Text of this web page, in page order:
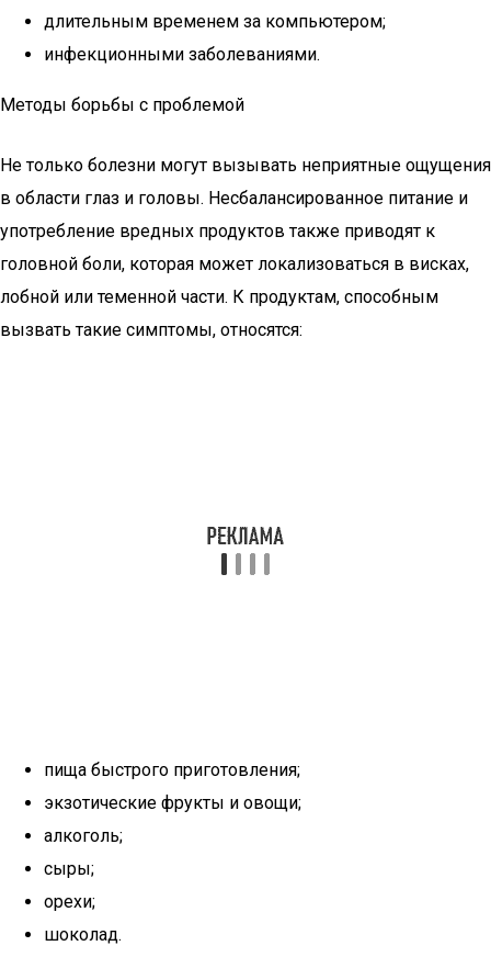
длительным временем за компьютером;
инфекционными заболеваниями.
Методы борьбы с проблемой
Не только болезни могут вызывать неприятные ощущения
в области глаз и головы. Несбалансированное питание и
употребление вредных продуктов также приводят к
головной боли, которая может локализоваться в висках,
лобной или теменной части. К продуктам, способным
вызвать такие симптомы, относятся:
пища быстрого приготовления;
экзотические фрукты и овощи;
алкоголь;
сыры;
орехи;
шоколад.